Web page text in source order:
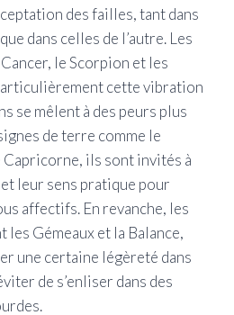
des failles, tant dans
dans celles de l’autre. Les
le Scorpion et les
cette vibration
se mêlent à des peurs plus
de terre comme le
Capricorne, ils sont invités à
leur sens pratique pour
affectifs. En revanche, les
les Gémeaux et la Balance,
une certaine légèreté dans
de s’enliser dans des